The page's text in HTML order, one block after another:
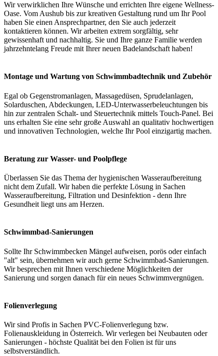
Wir verwirklichen Ihre Wünsche und errichten Ihre eigene Wellness-
Oase. Vom Aushub bis zur kreativen Gestaltung rund um Ihr Pool
haben Sie einen Ansprechpartner, den Sie auch jederzeit
kontaktieren können. Wir arbeiten extrem sorgfältig, sehr
gewissenhaft und nachhaltig. Sie und Ihre ganze Familie werden
jahrzehntelang Freude mit Ihrer neuen Badelandschaft haben!
Montage und Wartung von Schwimmbadtechnik und Zubehör
Egal ob Gegenstromanlagen, Massagedüsen, Sprudelanlagen,
Solarduschen, Abdeckungen, LED-Unterwasserbeleuchtungen bis
hin zur zentralen Schalt- und Steuertechnik mittels Touch-Panel. Bei
uns erhalten Sie eine sehr große Auswahl an qualitativ hochwertigen
und innovativen Technologien, welche Ihr Pool einzigartig machen.
Beratung zur Wasser- und Poolpflege
Überlassen Sie das Thema der hygienischen Wasseraufbereitung
nicht dem Zufall. Wir haben die perfekte Lösung in Sachen
Wasseraufbereitung, Filtration und Desinfektion - denn Ihre
Gesundheit liegt uns am Herzen.
Schwimmbad-Sanierungen
Sollte Ihr Schwimmbecken Mängel aufweisen, porös oder einfach
"alt" sein, übernehmen wir auch gerne Schwimmbad-Sanierungen.
Wir besprechen mit Ihnen verschiedene Möglichkeiten der
Sanierung und sorgen danach für ein neues Schwimmvergnügen.
Folienverlegung
Wir sind Profis in Sachen PVC-Folienverlegung bzw.
Folienauskleidung in Österreich. Wir verlegen bei Neubauten oder
Sanierungen - höchste Qualität bei den Folien ist für uns
selbstverständlich.